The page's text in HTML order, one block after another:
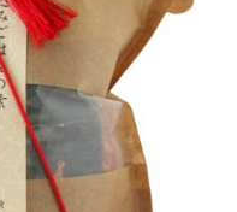
マイアカウント
会員規約
商品一覧